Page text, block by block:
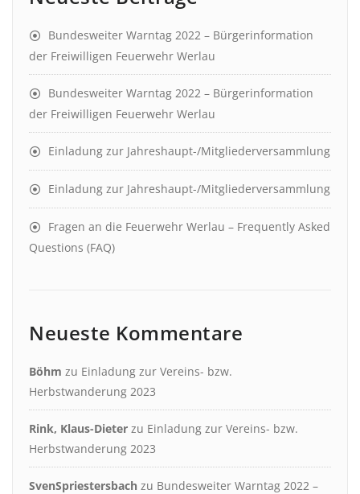
Bundesweiter Warntag 2022 – Bürgerinformation
der Freiwilligen Feuerwehr Werlau
Bundesweiter Warntag 2022 – Bürgerinformation
der Freiwilligen Feuerwehr Werlau
Einladung zur Jahreshaupt-/Mitgliederversammlung
Einladung zur Jahreshaupt-/Mitgliederversammlung
Fragen an die Feuerwehr Werlau – Frequently Asked
Questions (FAQ)
Neueste Kommentare
Böhm zu Einladung zur Vereins- bzw.
Herbstwanderung 2023
Rink, Klaus-Dieter zu Einladung zur Vereins- bzw.
Herbstwanderung 2023
SvenSpriestersbach zu Bundesweiter Warntag 2022 –